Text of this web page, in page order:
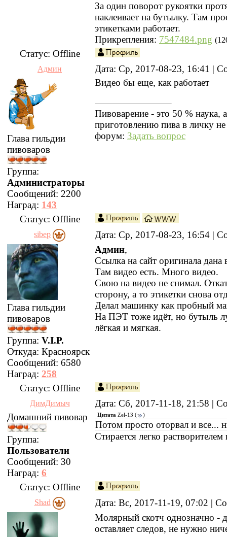
За один поворот рукоятки
наклеивает на бутылку. Там
этикетками работает.
Прикрепления: 7547484.png
Статус: Offline
Админ Дата: Ср, 2017-08-23, 16:41 |
Глава гильдии
пивоваров
Группа:
Администраторы
Сообщений: 2200
Наград: 143
Видео бы еще, как работает
Пивоварение - это 50 % наука,
приготовлению пива в личку
форум: Задать вопрос
Статус: Offline
sibep Дата: Ср, 2017-08-23, 16:54 |
Глава гильдии
пивоваров
Группа: V.I.P.
Откуда: Красноярск
Сообщений: 6580
Наград: 258
Админ,
Ссылка на сайт оригинала
Там видео есть. Много видео.
Свою на видео не снимал.
сторону, а то этикетки снова
Делал машинку как пробный
На ПЭТ тоже идёт, но бутыль
лёгкая и мягкая.
Статус: Offline
ДимДимыч
Дата: Сб, 2017-11-18, 21:58 |
Домашний пивовар
Группа:
Пользователи
Сообщений: 30
Наград: 6
Цитата Zel-13 ( )
Потом просто оторвал и все...
Стирается легко
Статус: Offline
Shad
Дата: Вс, 2017-11-19, 07:02 |
Молярный скотч однозначно -
оставляет следов, не нужно